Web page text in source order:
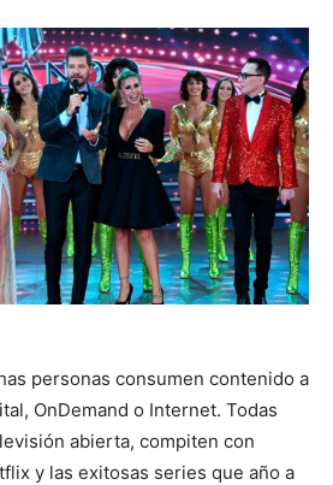
personas consumen contenido a
OnDemand o Internet. Todas
abierta, compiten con
y las exitosas series que año a